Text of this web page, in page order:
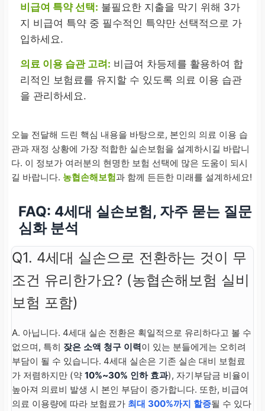
비급여 특약 선택: 불필요한 지출을 막기 위해 3가
지 비급여 특약 중 필수적인 특약만 선택적으로 가
입하세요.
의료 이용 습관 고려: 비급여 차등제를 활용하여 합
리적인 보험료를 유지할 수 있도록 의료 이용 습관
을 관리하세요.
오늘 전달해 드린 핵심 내용을 바탕으로, 본인의 의료 이용 습
관과 재정 상황에 가장 적합한 실손보험을 설계하시길 바랍니
다. 이 정보가 여러분의 현명한 보험 선택에 많은 도움이 되시
길 바랍니다. 농협손해보험과 함께 든든한 미래를 설계하세요!
FAQ: 4세대 실손보험, 자주 묻는 질문
심화 분석
Q1. 4세대 실손으로 전환하는 것이 무
조건 유리한가요? (농협손해보험 실비
보험 포함)
A. 아닙니다. 4세대 실손 전환은 획일적으로 유리하다고 볼 수
없으며, 특히 잦은 소액 청구 이력이 있는 분들에게는 오히려
부담이 될 수 있습니다. 4세대 실손은 기존 실손 대비 보험료
가 저렴하지만 (약 10%~30% 인하 효과), 자기부담금 비율이
높아져 의료비 발생 시 본인 부담이 증가합니다. 또한, 비급여
의료 이용량에 따라 보험료가 최대 300%까지 할증될 수 있다